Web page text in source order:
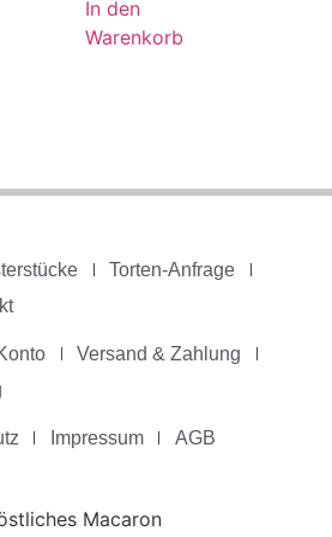
In den
Warenkorb
Torten-Anfrage
Versand & Zahlung
Impressum AGB